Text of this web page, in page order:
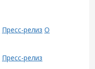
Пресс-релиз О
Пресс-релиз